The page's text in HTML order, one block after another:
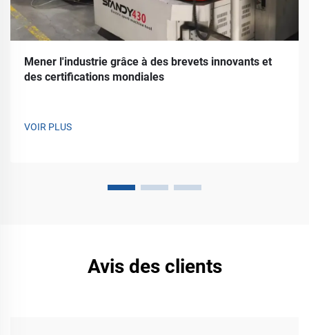
Mener l'industrie grâce à des brevets innovants et
des certifications mondiales
VOIR PLUS
Avis des clients